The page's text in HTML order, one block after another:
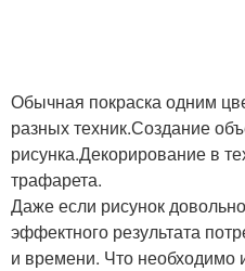
Обычная покраска одним
разных техник.Создание
рисунка.Декорирование в
трафарета.
Даже если рисунок
эффектного результата
и времени. Что необходимо